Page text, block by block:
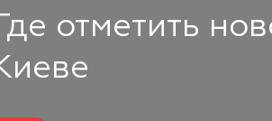
отметить